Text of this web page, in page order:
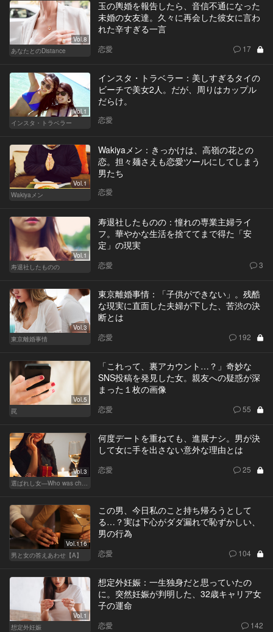
Vol.8
あなたとのDistance
玉の輿婚を報告したら、音信不通になった
未婚の女友達。久々に再会した彼女に言わ
れた辛すぎる一言
恋愛 17
Vol.1
インスタ・トラベラー
インスタ・トラベラー：美しすぎるタイの
ビーチで美女2人。だが、周りはカップル
だらけ。
恋愛
Vol.1
Wakiyaメン
Wakiyaメン：きっかけは、高嶺の花との
恋。担々麺さえも恋愛ツールにしてしまう
男たち
恋愛
Vol.1
寿退社したものの
寿退社したものの：憧れの専業主婦ライ
フ。華やかな生活を捨ててまで得た「安
定」の現実
恋愛 3
Vol.3
東京離婚事情
東京離婚事情：「子供ができない」。残酷
な現実に直面した夫婦が下した、苦渋の決
断とは
恋愛 192
Vol.5
罠
「これって、裏アカウント…？」奇妙な
SNS投稿を発見した女。親友への疑惑が深
まった１枚の画像
恋愛 55
Vol.3
何度デートを重ねても、進展ナシ。男が決
して女に手を出さない意外な理由とは
恋愛 25
Vol.116
男と女の答えあわせ【A】
この男、今日私のこと持ち帰ろうとして
る…？実は下心がダダ漏れで恥ずかしい、
男の行為
恋愛 104
Vol.1
想定外妊娠
想定外妊娠：一生独身だと思っていたの
に。突然妊娠が判明した、32歳キャリア女
子の運命
恋愛 142